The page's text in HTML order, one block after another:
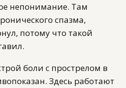
непонимание. Там
спазма,
потому что такой
боли с прострелом в
Здесь работают